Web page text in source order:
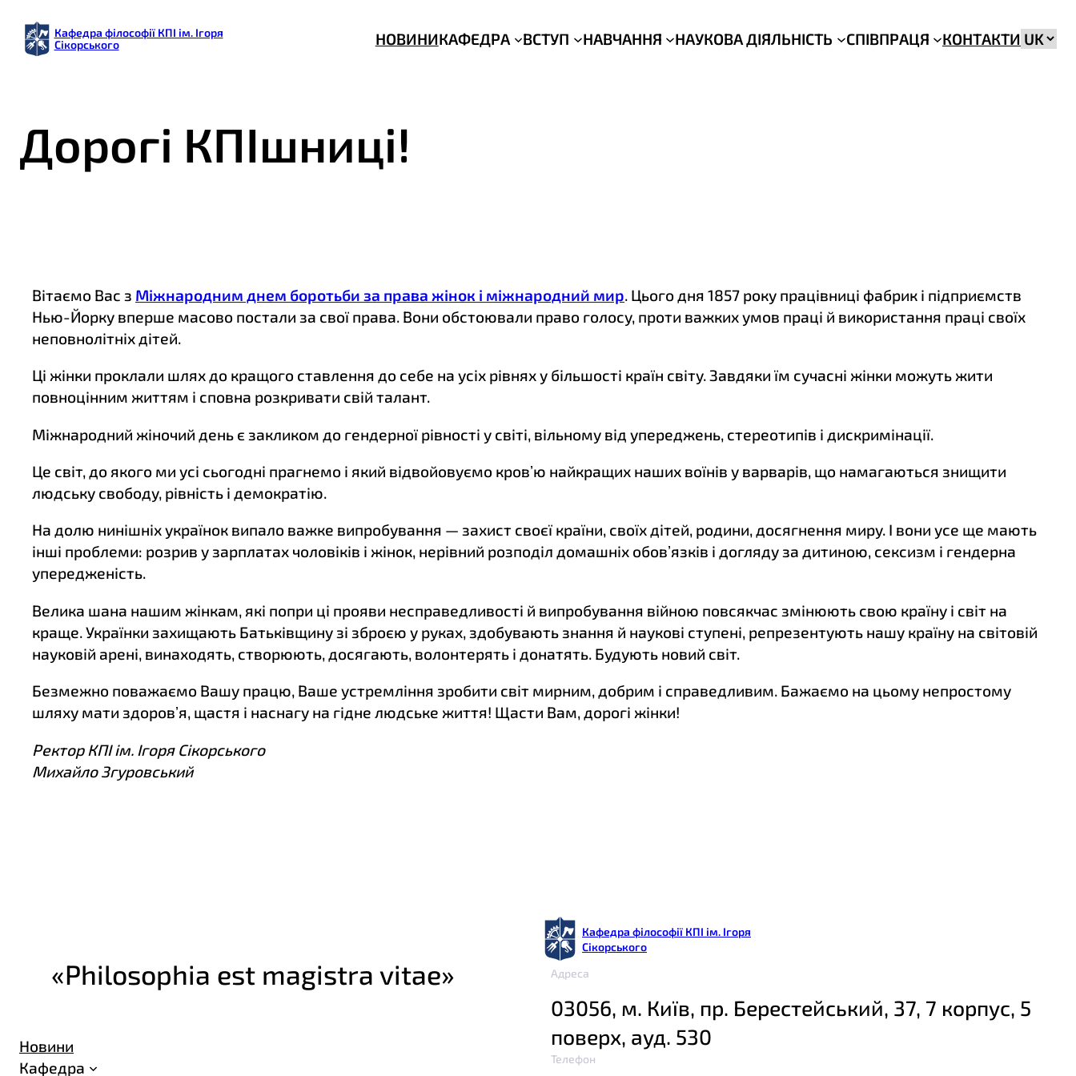
Кафедра філософії КПІ ім. Ігоря
Сікорського
НОВИНИКАФЕДРА ВСТУП НАВЧАННЯ НАУКОВА ДІЯЛЬНІСТЬ СПІВПРАЦЯ КОНТАКТИ
Дорогі КПІшниці!
Вітаємо Вас з Міжнародним днем боротьби за права жінок і міжнародний мир. Цього дня 1857 року працівниці фабрик і підприємств
Нью-Йорку вперше масово постали за свої права. Вони обстоювали право голосу, проти важких умов праці й використання праці своїх
неповнолітніх дітей.
Ці жінки проклали шлях до кращого ставлення до себе на усіх рівнях у більшості країн світу. Завдяки їм сучасні жінки можуть жити
повноцінним життям і сповна розкривати свій талант.
Міжнародний жіночий день є закликом до гендерної рівності у світі, вільному від упереджень, стереотипів і дискримінації.
Це світ, до якого ми усі сьогодні прагнемо і який відвойовуємо кровʼю найкращих наших воїнів у варварів, що намагаються знищити
людську свободу, рівність і демократію.
На долю нинішніх українок випало важке випробування — захист своєї країни, своїх дітей, родини, досягнення миру. І вони усе ще мають
інші проблеми: розрив у зарплатах чоловіків і жінок, нерівний розподіл домашніх обовʼязків і догляду за дитиною, сексизм і гендерна
упередженість.
Велика шана нашим жінкам, які попри ці прояви несправедливості й випробування війною повсякчас змінюють свою країну і світ на
краще. Українки захищають Батьківщину зі зброєю у руках, здобувають знання й наукові ступені, репрезентують нашу країну на світовій
науковій арені, винаходять, створюють, досягають, волонтерять і донатять. Будують новий світ.
Безмежно поважаємо Вашу працю, Ваше устремління зробити світ мирним, добрим і справедливим. Бажаємо на цьому непростому
шляху мати здоровʼя, щастя і наснагу на гідне людське життя! Щасти Вам, дорогі жінки!
Ректор КПІ ім. Ігоря Сікорського
Михайло Згуровський
«Philosophia est magistra vitae»
Новини
Кафедра
Кафедра філософії КПІ ім. Ігоря
Сікорського
Адреса
03056, м. Київ, пр. Берестейський, 37, 7 корпус, 5
поверх, ауд. 530
Телефон